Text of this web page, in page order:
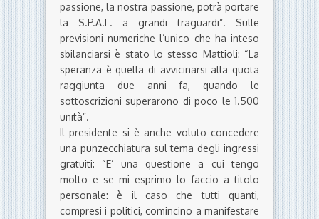
passione, la nostra passione, potrà portare
la S.P.A.L. a grandi traguardi”. Sulle
previsioni numeriche l’unico che ha inteso
sbilanciarsi è stato lo stesso Mattioli: “La
speranza è quella di avvicinarsi alla quota
raggiunta due anni fa, quando le
sottoscrizioni superarono di poco le 1.500
unità”.
Il presidente si è anche voluto concedere
una punzecchiatura sul tema degli ingressi
gratuiti: “E’ una questione a cui tengo
molto e se mi esprimo lo faccio a titolo
personale: è il caso che tutti quanti,
compresi i politici, comincino a manifestare